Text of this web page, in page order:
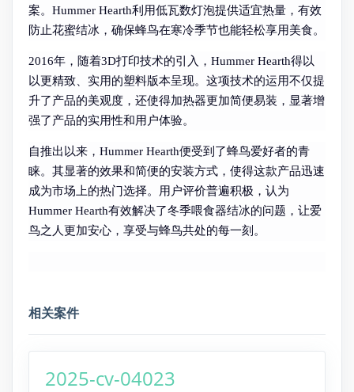
案。Hummer Hearth利用低瓦数灯泡提供适宜热量，有效
防止花蜜结冰，确保蜂鸟在寒冷季节也能轻松享用美食。
2016年，随着3D打印技术的引入，Hummer Hearth得以
以更精致、实用的塑料版本呈现。这项技术的运用不仅提
升了产品的美观度，还使得加热器更加简便易装，显著增
强了产品的实用性和用户体验。
自推出以来，Hummer Hearth便受到了蜂鸟爱好者的青
睐。其显著的效果和简便的安装方式，使得这款产品迅速
成为市场上的热门选择。用户评价普遍积极，认为
Hummer Hearth有效解决了冬季喂食器结冰的问题，让爱
鸟之人更加安心，享受与蜂鸟共处的每一刻。
相关案件
2025-cv-04023